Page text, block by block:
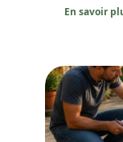
En savoir